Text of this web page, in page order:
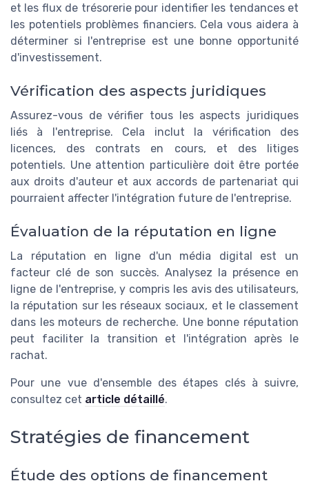
et les flux de trésorerie pour identifier les tendances et
les potentiels problèmes financiers. Cela vous aidera à
déterminer si l'entreprise est une bonne opportunité
d'investissement.
Vérification des aspects juridiques
Assurez-vous de vérifier tous les aspects juridiques
liés à l'entreprise. Cela inclut la vérification des
licences, des contrats en cours, et des litiges
potentiels. Une attention particulière doit être portée
aux droits d'auteur et aux accords de partenariat qui
pourraient affecter l'intégration future de l'entreprise.
Évaluation de la réputation en ligne
La réputation en ligne d'un média digital est un
facteur clé de son succès. Analysez la présence en
ligne de l'entreprise, y compris les avis des utilisateurs,
la réputation sur les réseaux sociaux, et le classement
dans les moteurs de recherche. Une bonne réputation
peut faciliter la transition et l'intégration après le
rachat.
Pour une vue d'ensemble des étapes clés à suivre,
consultez cet article détaillé.
Stratégies de financement
Étude des options de financement